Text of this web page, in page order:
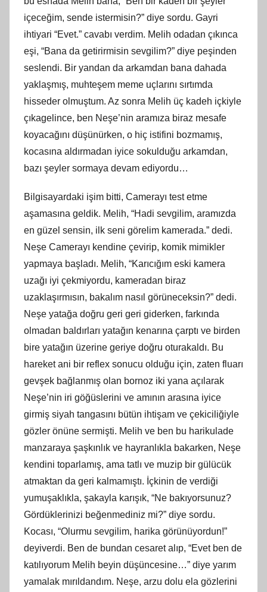
içeceğim, sende istermisin?” diye sordu. Gayri
ihtiyari “Evet.” cavabı verdim. Melih odadan çıkınca
eşi, “Bana da getirirmisin sevgilim?” diye peşinden
seslendi. Bir yandan da arkamdan bana dahada
yaklaşmış, muhteşem meme uçlarını sırtımda
hisseder olmuştum. Az sonra Melih üç kadeh içkiyle
çıkagelince, ben Neşe’nin aramıza biraz mesafe
koyacağını düşünürken, o hiç istifini bozmamış,
kocasına aldırmadan iyice sokulduğu arkamdan,
bazı şeyler sormaya devam ediyordu…
Bilgisayardaki işim bitti, Camerayı test etme
aşamasına geldik. Melih, “Hadi sevgilim, aramızda
en güzel sensin, ilk seni görelim kamerada.” dedi.
Neşe Camerayı kendine çevirip, komik mimikler
yapmaya başladı. Melih, “Karıcığım eski kamera
uzağı iyi çekmiyordu, kameradan biraz
uzaklaşırmısın, bakalım nasıl görüneceksin?” dedi.
Neşe yatağa doğru geri geri giderken, farkında
olmadan baldırları yatağın kenarına çarptı ve birden
bire yatağın üzerine geriye doğru oturakaldı. Bu
hareket ani bir reflex sonucu olduğu için, zaten fluarı
gevşek bağlanmış olan bornoz iki yana açılarak
Neşe’nin iri göğüslerini ve amının arasına iyice
girmiş siyah tangasını bütün ihtişam ve çekiciliğiyle
gözler önüne sermişti. Melih ve ben bu harikulade
manzaraya şaşkınlık ve hayranlıkla bakarken, Neşe
kendini toparlamış, ama tatlı ve muzip bir gülücük
atmaktan da geri kalmamıştı. İçkinin de verdiği
yumuşaklıkla, şakayla karışık, “Ne bakıyorsunuz?
Gördüklerinizi beğenmediniz mi?” diye sordu.
Kocası, “Olurmu sevgilim, harika görünüyordun!”
deyiverdi. Ben de bundan cesaret alıp, “Evet ben de
katılıyorum Melih beyin düşüncesine…” diye yarım
yamalak mırıldandım. Neşe, arzu dolu ela gözlerini